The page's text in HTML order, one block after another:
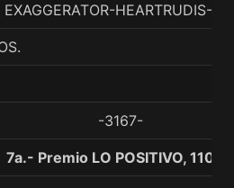
HEARTRUDIS-
-3167-
7a.- Premio LO POSITIVO, 1100